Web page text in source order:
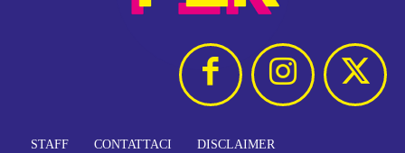
STAFF CONTATTACI DISCLAIMER